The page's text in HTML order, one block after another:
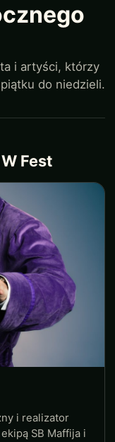
i artyści, którzy
do niedzieli.
Fest
i realizator
SB Maffija i